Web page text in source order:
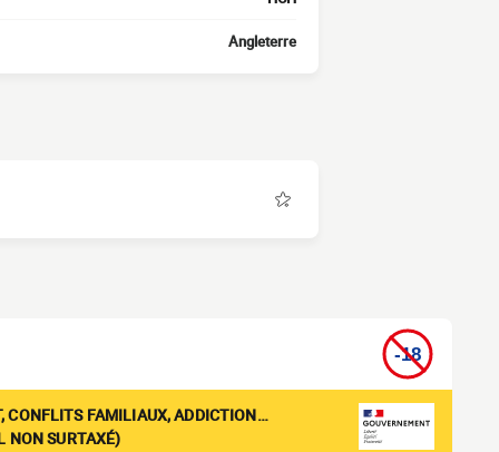
Angleterre
CONFLITS FAMILIAUX, ADDICTION…
NON SURTAXÉ)